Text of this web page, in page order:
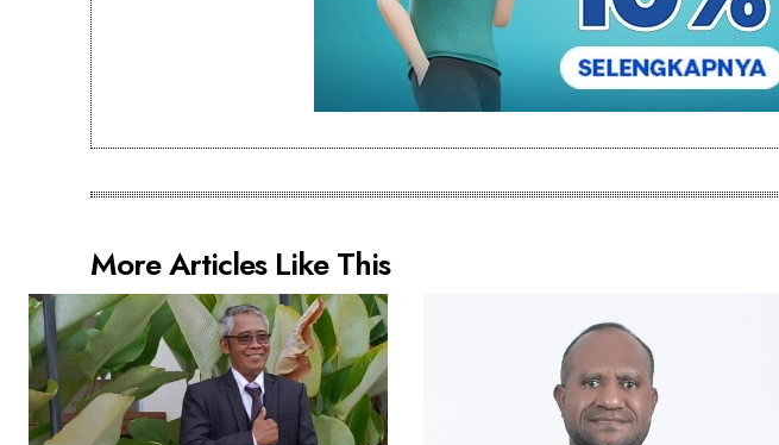
More Articles Like This